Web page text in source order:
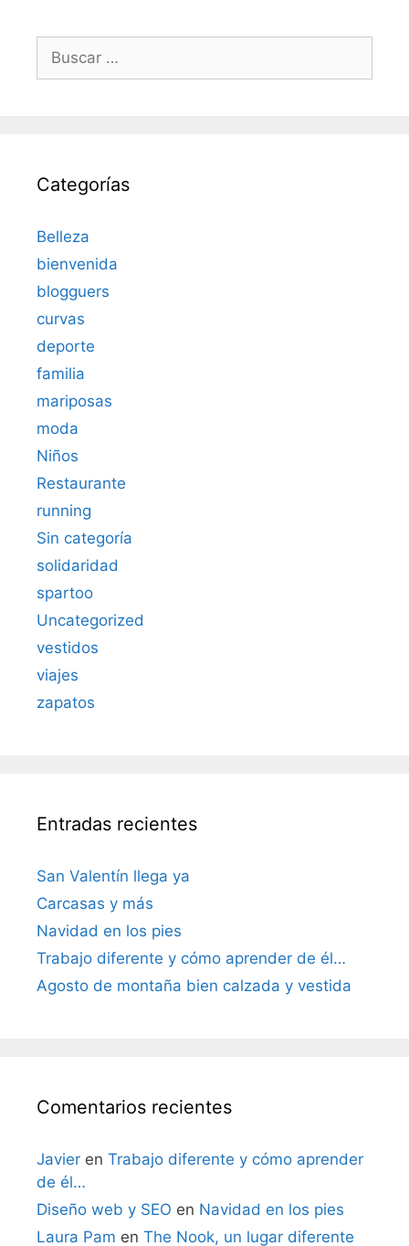
Buscar:
Categorías
Belleza
bienvenida
blogguers
curvas
deporte
familia
mariposas
moda
Niños
Restaurante
running
Sin categoría
solidaridad
spartoo
Uncategorized
vestidos
viajes
zapatos
Entradas recientes
San Valentín llega ya
Carcasas y más
Navidad en los pies
Trabajo diferente y cómo aprender de él…
Agosto de montaña bien calzada y vestida
Comentarios recientes
Javier en Trabajo diferente y cómo aprender
de él…
Diseño web y SEO en Navidad en los pies
Laura Pam en The Nook, un lugar diferente